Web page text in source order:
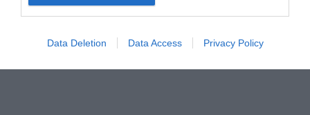
Data Deletion Data Access Privacy Policy